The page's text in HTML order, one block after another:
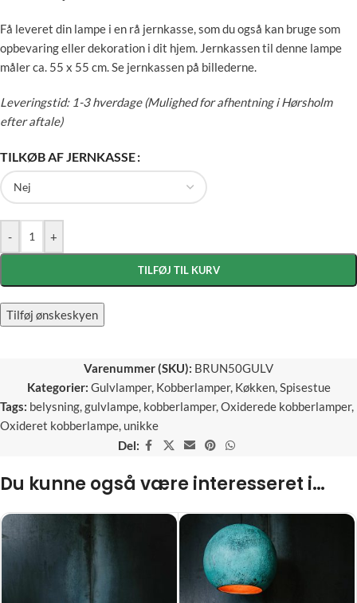
Få leveret din lampe i en rå jernkasse, som du også kan bruge som
opbevaring eller dekoration i dit hjem. Jernkassen til denne lampe
måler ca. 55 x 55 cm. Se jernkassen på billederne.
Leveringstid: 1-3 hverdage (Mulighed for afhentning i Hørsholm
efter aftale)
TILKØB AF JERNKASSE
- +
TILFØJ TIL KURV
Tilføj ønskeskyen
Varenummer (SKU): BRUN50GULV
Kategorier: Gulvlamper, Kobberlamper, Køkken, Spisestue
Tags: belysning gulvlampe kobberlamper, Oxiderede kobberlamper,
Oxideret kobberlampe unikke
Del:
Du kunne også være interesseret i…